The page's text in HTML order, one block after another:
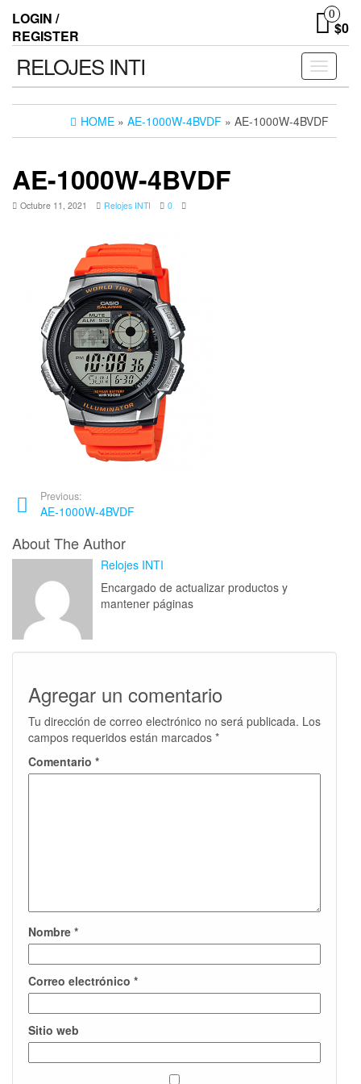
LOGIN /
REGISTER
0
$0
Toggle
RELOJES INTI
HOME » AE-1000W-4BVDF » AE-1000W-4BVDF
AE-1000W-4BVDF
Octubre 11, 2021 Relojes INTI 0
Previous:
AE-1000W-4BVDF
About The Author
Relojes INTI
Encargado de actualizar productos y
mantener páginas
Agregar un comentario
Tu dirección de correo electrónico no será publicada. Los
campos requeridos están marcados *
Comentario *
Nombre *
Correo electrónico *
Sitio web